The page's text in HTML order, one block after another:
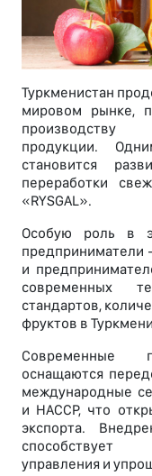
Туркменистан
мировом рынке,
производству
продукции.
становится
переработки
«RYSGAL».
Особую роль в
и
современных
стандартов,
фруктов в
Современные
оснащаются
международные
и HACCP, что
экспорта.
способствует
управления и